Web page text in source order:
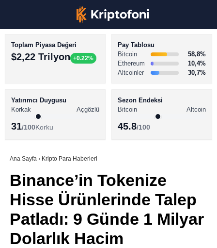
Youtube
TikTok
BİTCOİN HABERLERİ
ALTCOİN HABERLERİ
SÖZLÜK
Toplam Piyasa Değeri
$2,22 Trilyon +0.22%
Pay Tablosu
Bitcoin
58,8%
Ethereum
10,4%
Altcoinler
30,7%
Yatırımcı Duygusu
Korkak
Açgözlü
31/100Korku
Sezon Endeksi
Bitcoin
Altcoin
45.8/100
Ana Sayfa › Kripto Para Haberleri
Binance’in Tokenize
Hisse Ürünlerinde Talep
Patladı: 9 Günde 1 Milyar
Dolarlık Hacim